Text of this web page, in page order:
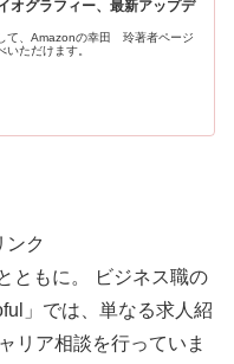
グラフィー、最新アップデ
て、Amazonの幸田 玲著者ページ
いただけます。
ンク
ともに。 ビジネス職の
」では、単なる求人紹
リア相談を行っていま